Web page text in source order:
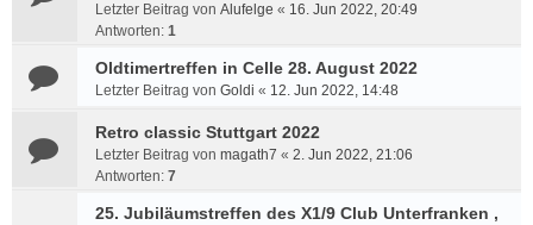
Letzter Beitrag von Alufelge « 16. Jun 2022, 20:49
Antworten: 1
Oldtimertreffen in Celle 28. August 2022
Letzter Beitrag von Goldi « 12. Jun 2022, 14:48
Retro classic Stuttgart 2022
Letzter Beitrag von magath7 « 2. Jun 2022, 21:06
Antworten: 7
25. Jubiläumstreffen des X1/9 Club Unterfranken ,